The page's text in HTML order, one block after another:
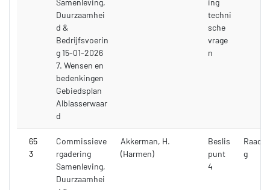
Samenleving,
Duurzaamhei
d &
Bedrijfsvoerin
g 15-01-2026
7. Wensen en
bedenkingen
Gebiedsplan
Alblasserwaar
d
ing
techni
sche
vrage
n
65
3
Commissieve
rgadering
Samenleving,
Duurzaamhei
Akkerman, H.
(Harmen)
Beslis
punt
4
g